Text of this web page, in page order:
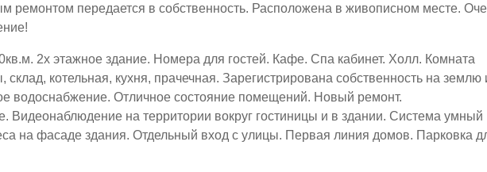
ремонтом передается в собственность. Расположена в живописном месте.
2х этажное здание. Номера для гостей. Кафе. Спа кабинет. Холл. Комната
склад, котельная, кухня, прачечная. Зарегистрирована собственность на землю
водоснабжение. Отличное состояние помещений. Новый ремонт.
Видеонаблюдение на территории вокруг гостиницы и в здании. Система умный
на фасаде здания. Отдельный вход с улицы. Первая линия домов. Парковка